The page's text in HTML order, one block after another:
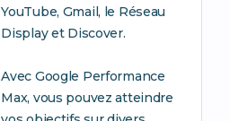
YouTube, Gmail, le Réseau
Display et Discover.
Avec Google Performance
Max, vous pouvez atteindre